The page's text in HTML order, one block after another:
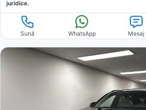
juridice.
Sună WhatsApp Mesaj